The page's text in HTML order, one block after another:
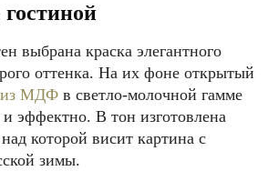
выбрана краска элегантного
оттенка. На их фоне открытый
из МДФ в светло-молочной гамме
и эффектно. В тон изготовлена
которой висит картина с
зимы.